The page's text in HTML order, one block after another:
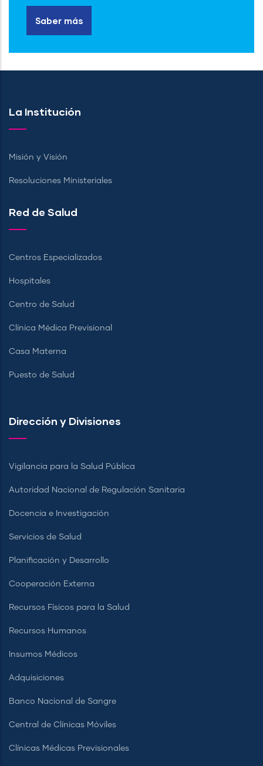
Saber más
La Institución
Misión y Visión
Resoluciones Ministeriales
Red de Salud
Centros Especializados
Hospitales
Centro de Salud
Clínica Médica Previsional
Casa Materna
Puesto de Salud
Dirección y Divisiones
Vigilancia para la Salud Pública
Autoridad Nacional de Regulación Sanitaria
Docencia e Investigación
Servicios de Salud
Planificación y Desarrollo
Cooperación Externa
Recursos Físicos para la Salud
Recursos Humanos
Insumos Médicos
Adquisiciones
Banco Nacional de Sangre
Central de Clínicas Móviles
Clínicas Médicas Previsionales